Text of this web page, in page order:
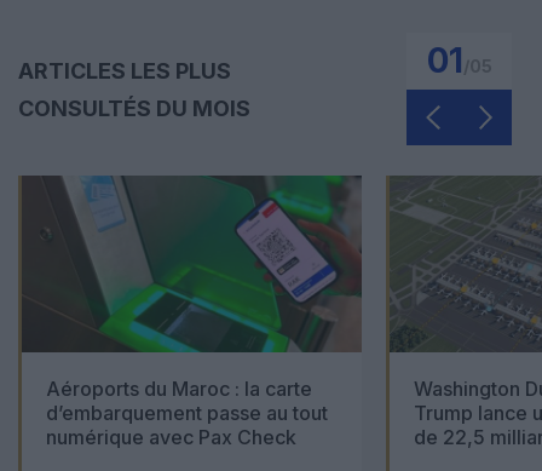
ARTICLES LES PLUS
CONSULTÉS DU MOIS
01
Aéroports du Maroc : la carte
d’embarquement passe au tout
numérique avec Pax Check
Washington
Trump lance
de 22,5